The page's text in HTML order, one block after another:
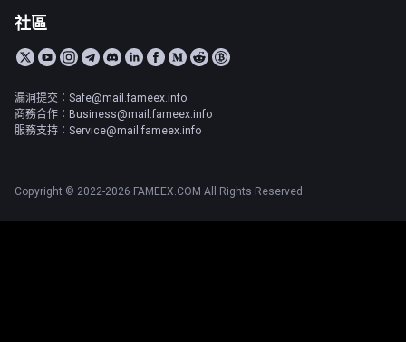
社區
漏洞提交：Safe@mail.fameex.info
商務合作：Business@mail.fameex.info
服務支持：Service@mail.fameex.info
Copyright © 2022-2026 FAMEEX.COM All Rights Reserved